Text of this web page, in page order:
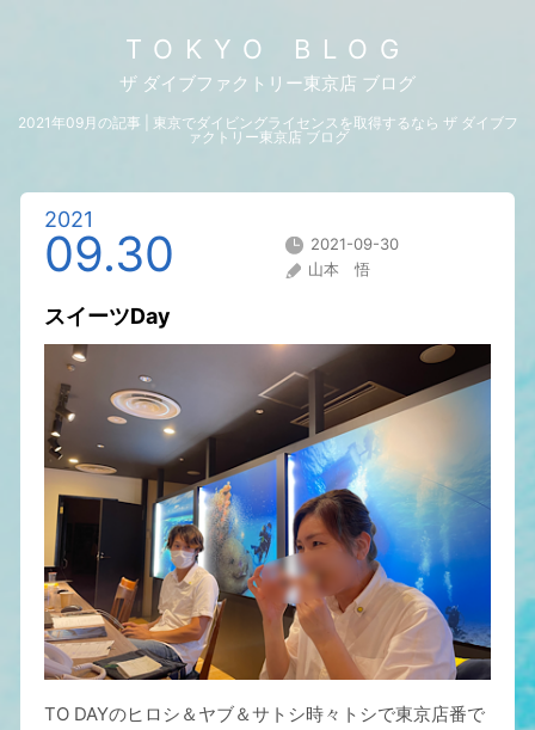
TOKYO BLOG
ザ ダイブファクトリー東京店 ブログ
2021年09月の記事 | 東京でダイビングライセンスを取得するなら ザ ダイブフ
ァクトリー東京店 ブログ
2021
09.30
2021-09-30
山本 悟
スイーツDay
TO DAYのヒロシ＆ヤブ＆サトシ時々トシで東京店番で